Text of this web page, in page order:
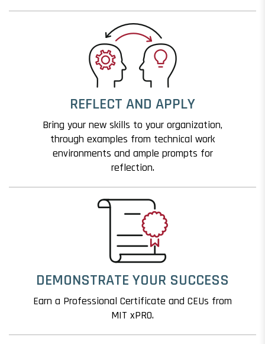
REFLECT AND APPLY
Bring your new skills to your organization,
through examples from technical work
environments and ample prompts for
reflection.
DEMONSTRATE YOUR SUCCESS
Earn a Professional Certificate and CEUs from
MIT xPRO.